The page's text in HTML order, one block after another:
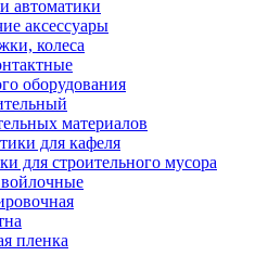
автоматики
аксессуары
колеса
оборудования
материалов
для кафеля
для строительного мусора
пленка